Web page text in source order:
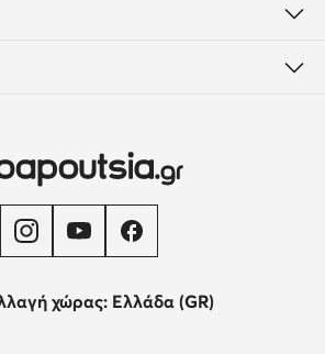
χώρας: Ελλάδα (GR)